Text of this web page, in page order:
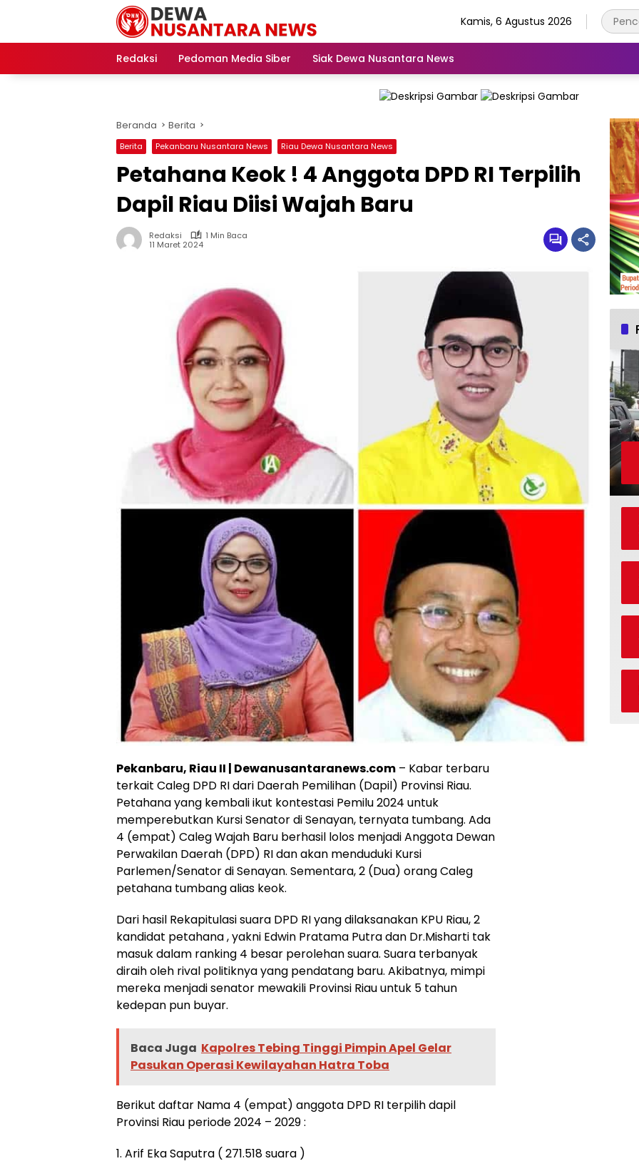
Kamis, 6 Agustus 2026
Redaksi Pedoman Media Siber Siak Dewa Nusantara News
Beranda Berita
Berita Pekanbaru Nusantara News Riau Dewa Nusantara News
Petahana Keok ! 4 Anggota DPD RI Terpilih
Dapil Riau Diisi Wajah Baru
Redaksi
1 Min Baca
11 Maret 2024
Pekanbaru, Riau II | Dewanusantaranews.com – Kabar terbaru
terkait Caleg DPD RI dari Daerah Pemilihan (Dapil) Provinsi Riau.
Petahana yang kembali ikut kontestasi Pemilu 2024 untuk
memperebutkan Kursi Senator di Senayan, ternyata tumbang. Ada
4 (empat) Caleg Wajah Baru berhasil lolos menjadi Anggota Dewan
Perwakilan Daerah (DPD) RI dan akan menduduki Kursi
Parlemen/Senator di Senayan. Sementara, 2 (Dua) orang Caleg
petahana tumbang alias keok.
Dari hasil Rekapitulasi suara DPD RI yang dilaksanakan KPU Riau, 2
kandidat petahana , yakni Edwin Pratama Putra dan Dr.Misharti tak
masuk dalam ranking 4 besar perolehan suara. Suara terbanyak
diraih oleh rival politiknya yang pendatang baru. Akibatnya, mimpi
mereka menjadi senator mewakili Provinsi Riau untuk 5 tahun
kedepan pun buyar.
Baca Juga Kapolres Tebing Tinggi Pimpin Apel Gelar
Pasukan Operasi Kewilayahan Hatra Toba
Berikut daftar Nama 4 (empat) anggota DPD RI terpilih dapil
Provinsi Riau periode 2024 – 2029 :
1. Arif Eka Saputra ( 271.518 suara )